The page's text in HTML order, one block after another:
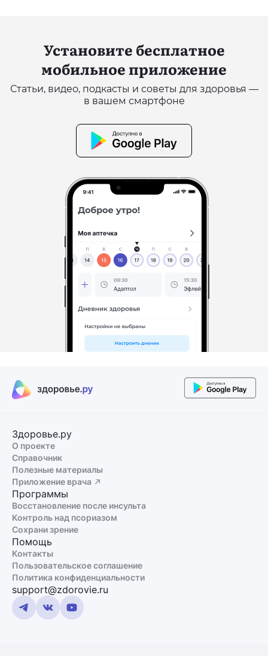
Установите бесплатное
мобильное приложение
Статьи, видео, подкасты и советы для здоровья —
в вашем смартфоне
Здоровье.ру
О проекте
Справочник
Полезные материалы
Приложение врача
Программы
Восстановление после инсульта
Контроль над псориазом
Сохрани зрение
Помощь
Контакты
Пользовательское соглашение
Политика конфиденциальности
support@zdorovie.ru